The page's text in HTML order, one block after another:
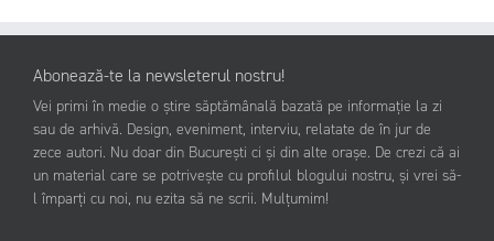
Abonează-te la newsleterul nostru!
Vei primi în medie o știre săptămânală bazată pe informație la zi
sau de arhivă. Design, eveniment, interviu, relatate de în jur de
zece autori. Nu doar din București ci și din alte orașe. De crezi că ai
un material care se potrivește cu profilul blogului nostru, și vrei să-
l împarți cu noi, nu ezita să ne scrii. Mulțumim!